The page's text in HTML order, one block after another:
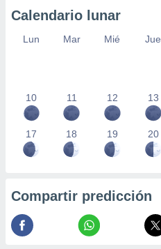
Calendario lunar
Lun Mar Mié Jue
10 11 12 13
17 18 19 20
Compartir predicción